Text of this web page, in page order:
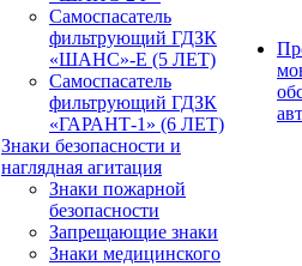
Самоспасатель
фильтрующий ГДЗК
«ШАНС»-Е (5 ЛЕТ)
Самоспасатель
фильтрующий ГДЗК
«ГАРАНТ-1» (6 ЛЕТ)
Знаки безопасности и
наглядная агитация
Знаки пожарной
безопасности
Запрещающие знаки
Знаки медицинского